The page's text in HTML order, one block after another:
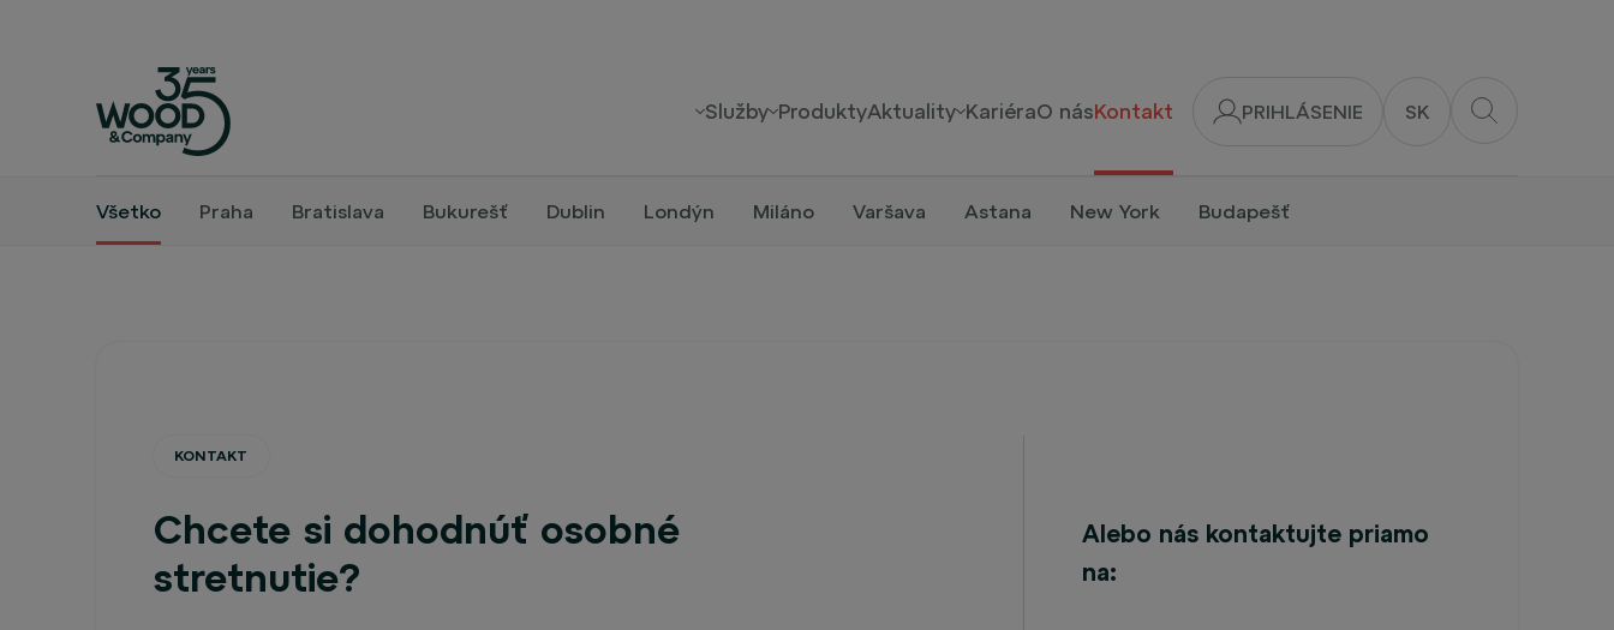
PRIHLÁSENIE SK
Služby ProduktyAktuality KariéraO násKontakt
Všetko Praha Bratislava Bukurešť Dublin Londýn Miláno Varšava Astana New York Budapešť
KONTAKT
Chcete si dohodnúť osobné
stretnutie?
Alebo nás kontaktujte priamo
na: